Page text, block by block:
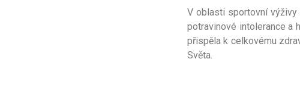
V oblasti sportovní výživy
potravinové intolerance a
přispěla k celkovému
Světa.